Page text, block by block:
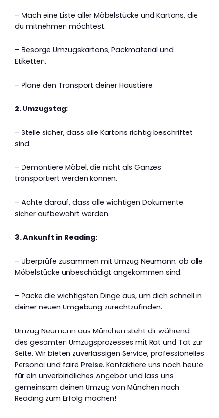
– Mach eine Liste aller Möbelstücke und Kartons, die
du mitnehmen möchtest.
– Besorge Umzugskartons, Packmaterial und
Etiketten.
– Plane den Transport deiner Haustiere.
2. Umzugstag:
– Stelle sicher, dass alle Kartons richtig beschriftet
sind.
– Demontiere Möbel, die nicht als Ganzes
transportiert werden können.
– Achte darauf, dass alle wichtigen Dokumente
sicher aufbewahrt werden.
3. Ankunft in Reading:
– Überprüfe zusammen mit Umzug Neumann, ob alle
Möbelstücke unbeschädigt angekommen sind.
– Packe die wichtigsten Dinge aus, um dich schnell in
deiner neuen Umgebung zurechtzufinden.
Umzug Neumann aus München steht dir während
des gesamten Umzugsprozesses mit Rat und Tat zur
Seite. Wir bieten zuverlässigen Service, professionelles
Personal und faire Preise. Kontaktiere uns noch heute
für ein unverbindliches Angebot und lass uns
gemeinsam deinen Umzug von München nach
Reading zum Erfolg machen!